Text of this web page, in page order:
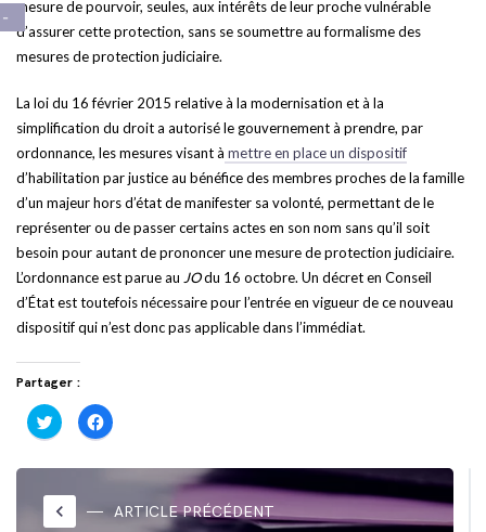
mesure de pourvoir, seules, aux intérêts de leur proche vulnérable
d’assurer cette protection, sans se soumettre au formalisme des
mesures de protection judiciaire.
La loi du 16 février 2015 relative à la modernisation et à la
simplification du droit a autorisé le gouvernement à prendre, par
ordonnance, les mesures visant à mettre en place un dispositif
d’habilitation par justice au bénéfice des membres proches de la famille
d’un majeur hors d’état de manifester sa volonté, permettant de le
représenter ou de passer certains actes en son nom sans qu’il soit
besoin pour autant de prononcer une mesure de protection judiciaire.
L’ordonnance est parue au JOdu 16 octobre. Un décret en Conseil
d’État est toutefois nécessaire pour l’entrée en vigueur de ce nouveau
dispositif qui n’est donc pas applicable dans l’immédiat.
Partager :
Cliquez
pour
partager
Twitter(ouvre
une
nouvelle
fenêtre)
Cliquez
pour
partager
Facebook(ouvre
nouvelle
fenêtre)
keyboard_arrow_left ARTICLE PRÉCÉDENT